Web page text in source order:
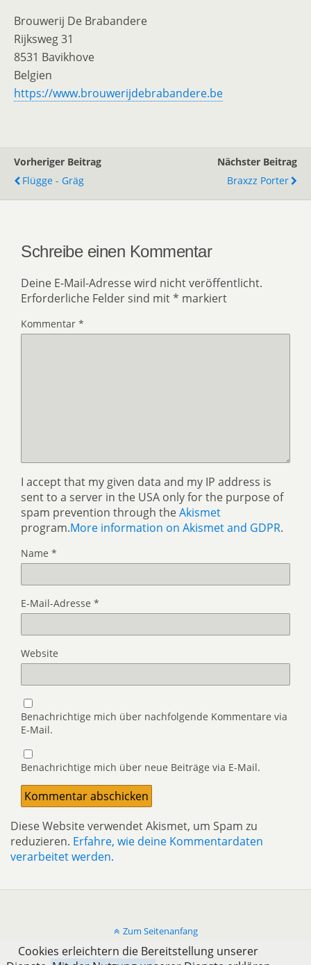
Brouwerij De Brabandere
Rijksweg 31
8531 Bavikhove
Belgien
https://www.brouwerijdebrabandere.be
Vorheriger Beitrag
Flügge - Gräg
Nächster Beitrag
Braxzz Porter
Schreibe einen Kommentar
Deine E-Mail-Adresse wird nicht veröffentlicht.
Erforderliche Felder sind mit* markiert
Kommentar *
I accept that my given data and my IP address is
sent to a server in the USA only for the purpose of
spam prevention through theAkismet
program.More information on Akismet and GDPR.
Name *
E-Mail-Adresse *
Website
Benachrichtige mich über nachfolgende Kommentare via
E-Mail.
Benachrichtige mich über neue Beiträge via E-Mail.
Diese Website verwendet Akismet, um Spam zu
reduzieren. Erfahre, wie deine Kommentardaten
verarbeitet werden.
Zum Seitenanfang
Cookies erleichtern die Bereitstellung unserer